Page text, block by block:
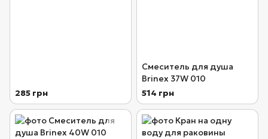
285 грн
Смеситель для душа
Brinex 37W 010
514 грн